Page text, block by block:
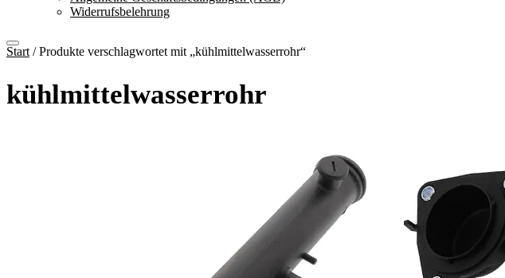
Widerrufsbelehrung
Start / Produkte verschlagwortet mit „kühlmittelwasserrohr“
kühlmittelwasserrohr